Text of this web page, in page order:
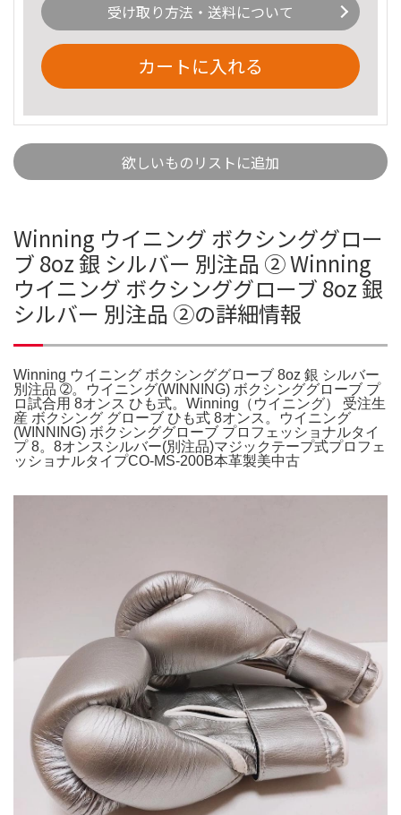
受け取り方法・送料について
カートに入れる
欲しいものリストに追加
Winning ウイニング ボクシンググロー
ブ 8oz 銀 シルバー 別注品 ➁ Winning
ウイニング ボクシンググローブ 8oz 銀
シルバー 別注品 ➁の詳細情報
Winning ウイニング ボクシンググローブ 8oz 銀 シルバー
別注品 ➁。ウイニング(WINNING) ボクシンググローブ プ
ロ試合用 8オンス ひも式。Winning（ウイニング） 受注生
産 ボクシング グローブ ひも式 8オンス。ウイニング
(WINNING) ボクシンググローブ プロフェッショナルタイ
プ 8。8オンスシルバー(別注品)マジックテープ式プロフェ
ッショナルタイプCO‐MS‐200B本革製美中古